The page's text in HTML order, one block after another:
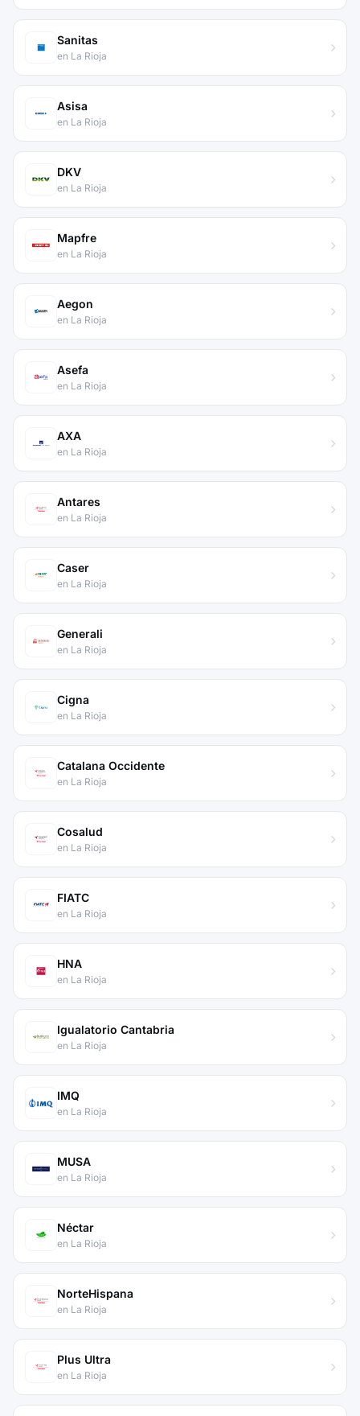
Sanitas
en La Rioja
Asisa
en La Rioja
DKV
en La Rioja
Mapfre
en La Rioja
Aegon
en La Rioja
Asefa
en La Rioja
AXA
en La Rioja
Antares
en La Rioja
Caser
en La Rioja
Generali
en La Rioja
Cigna
en La Rioja
Catalana Occidente
en La Rioja
Cosalud
en La Rioja
FIATC
en La Rioja
HNA
en La Rioja
Igualatorio Cantabria
en La Rioja
IMQ
en La Rioja
MUSA
en La Rioja
Néctar
en La Rioja
NorteHispana
en La Rioja
Plus Ultra
en La Rioja